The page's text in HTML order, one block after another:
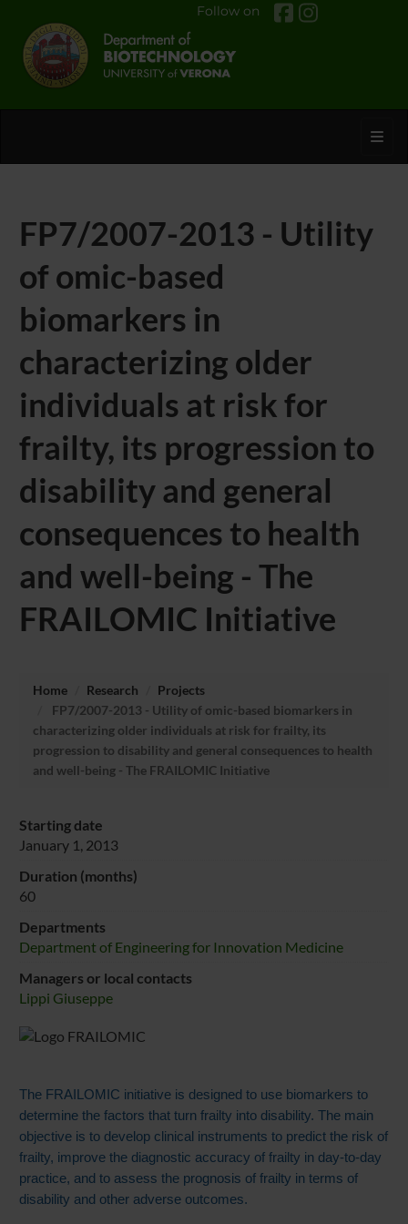
Follow on
FP7/2007-2013 - Utility
of omic-based
biomarkers in
characterizing older
individuals at risk for
frailty, its progression to
disability and general
consequences to health
and well-being - The
FRAILOMIC Initiative
Home Research
Projects
FP7/2007-2013 - Utility of omic-based biomarkers in
characterizing older individuals at risk for frailty, its
progression to disability and general consequences to health
and well-being - The FRAILOMIC Initiative
Starting date
January 1, 2013
Duration (months)
60
Departments
Department of Engineering for Innovation Medicine
Managers or local contacts
Lippi Giuseppe
The FRAILOMIC initiative is designed to use biomarkers to
determine the factors that turn frailty into disability. The main
objective is to develop clinical instruments to predict the risk of
frailty, improve the diagnostic accuracy of frailty in day-to-day
practice, and to assess the prognosis of frailty in terms of
disability and other adverse outcomes.